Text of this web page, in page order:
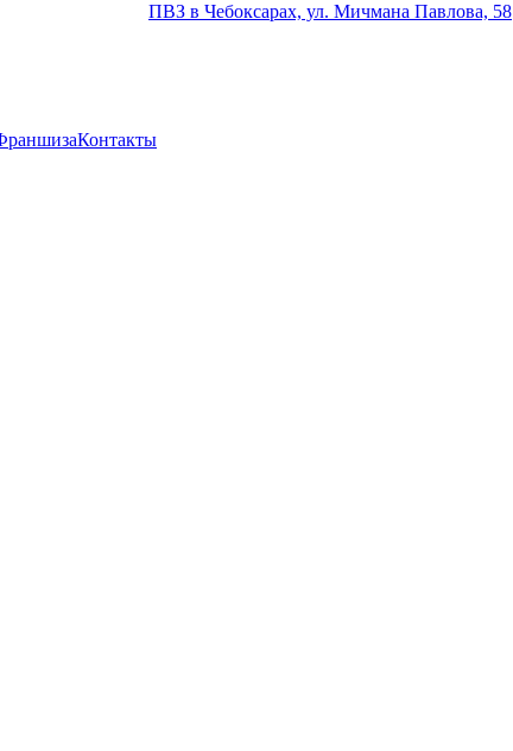
ПВЗ в Чебоксарах, ул. Мичмана Павлова, 58
Контакты